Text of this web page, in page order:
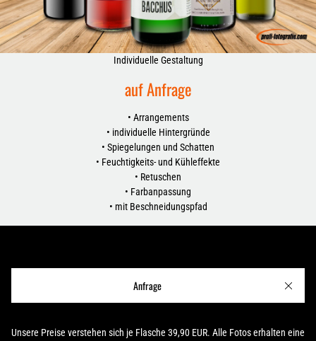
Individuelle Gestaltung
auf Anfrage
• Arrangements
• individuelle Hintergründe
• Spiegelungen und Schatten
• Feuchtigkeits- und Kühleffekte
• Retuschen
• Farbanpassung
• mit Beschneidungspfad
Anfrage
Unsere Preise verstehen sich je Flasche 39,90 EUR. Alle Fotos erhalten eine